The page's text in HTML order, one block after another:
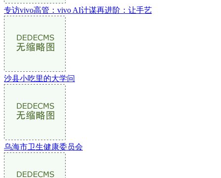
专访vivo高管：vivo AI计谋再进阶：让手艺
沙县小吃里的大学问
乌海市卫生健康委员会